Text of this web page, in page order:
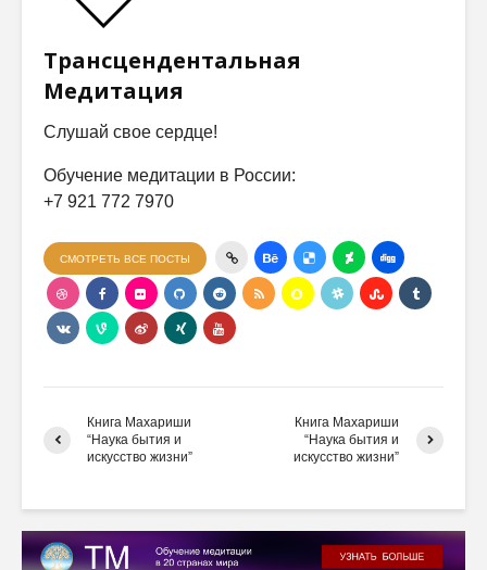
Трансцендентальная
Медитация
Слушай свое сердце!
Обучение медитации в России:
+7 921 772 7970
СМОТРЕТЬ ВСЕ ПОСТЫ
Книга Махариши
“Наука бытия и
искусство жизни”
Книга Махариши
“Наука бытия и
искусство жизни”